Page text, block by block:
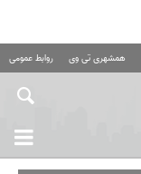
همشهری تی وی روابط عمومی